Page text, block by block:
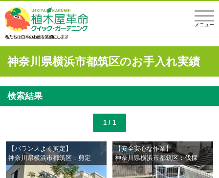
メニュー
神奈川県横浜市都筑区のお手入れ実績
検索結果
1 / 1
【バランスよく剪定】
神奈川県横浜市都筑区：剪定
【安全安心な作業】
神奈川県横浜市都筑区：伐採